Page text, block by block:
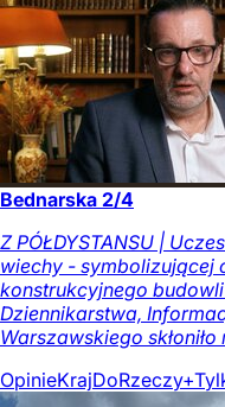
Bednarska 2/4
Z PÓŁDYSTANSU |
wiechy - symbolizującej
konstrukcyjnego
Dziennikarstwa,
Warszawskiego
OpinieKrajDoRzeczy+